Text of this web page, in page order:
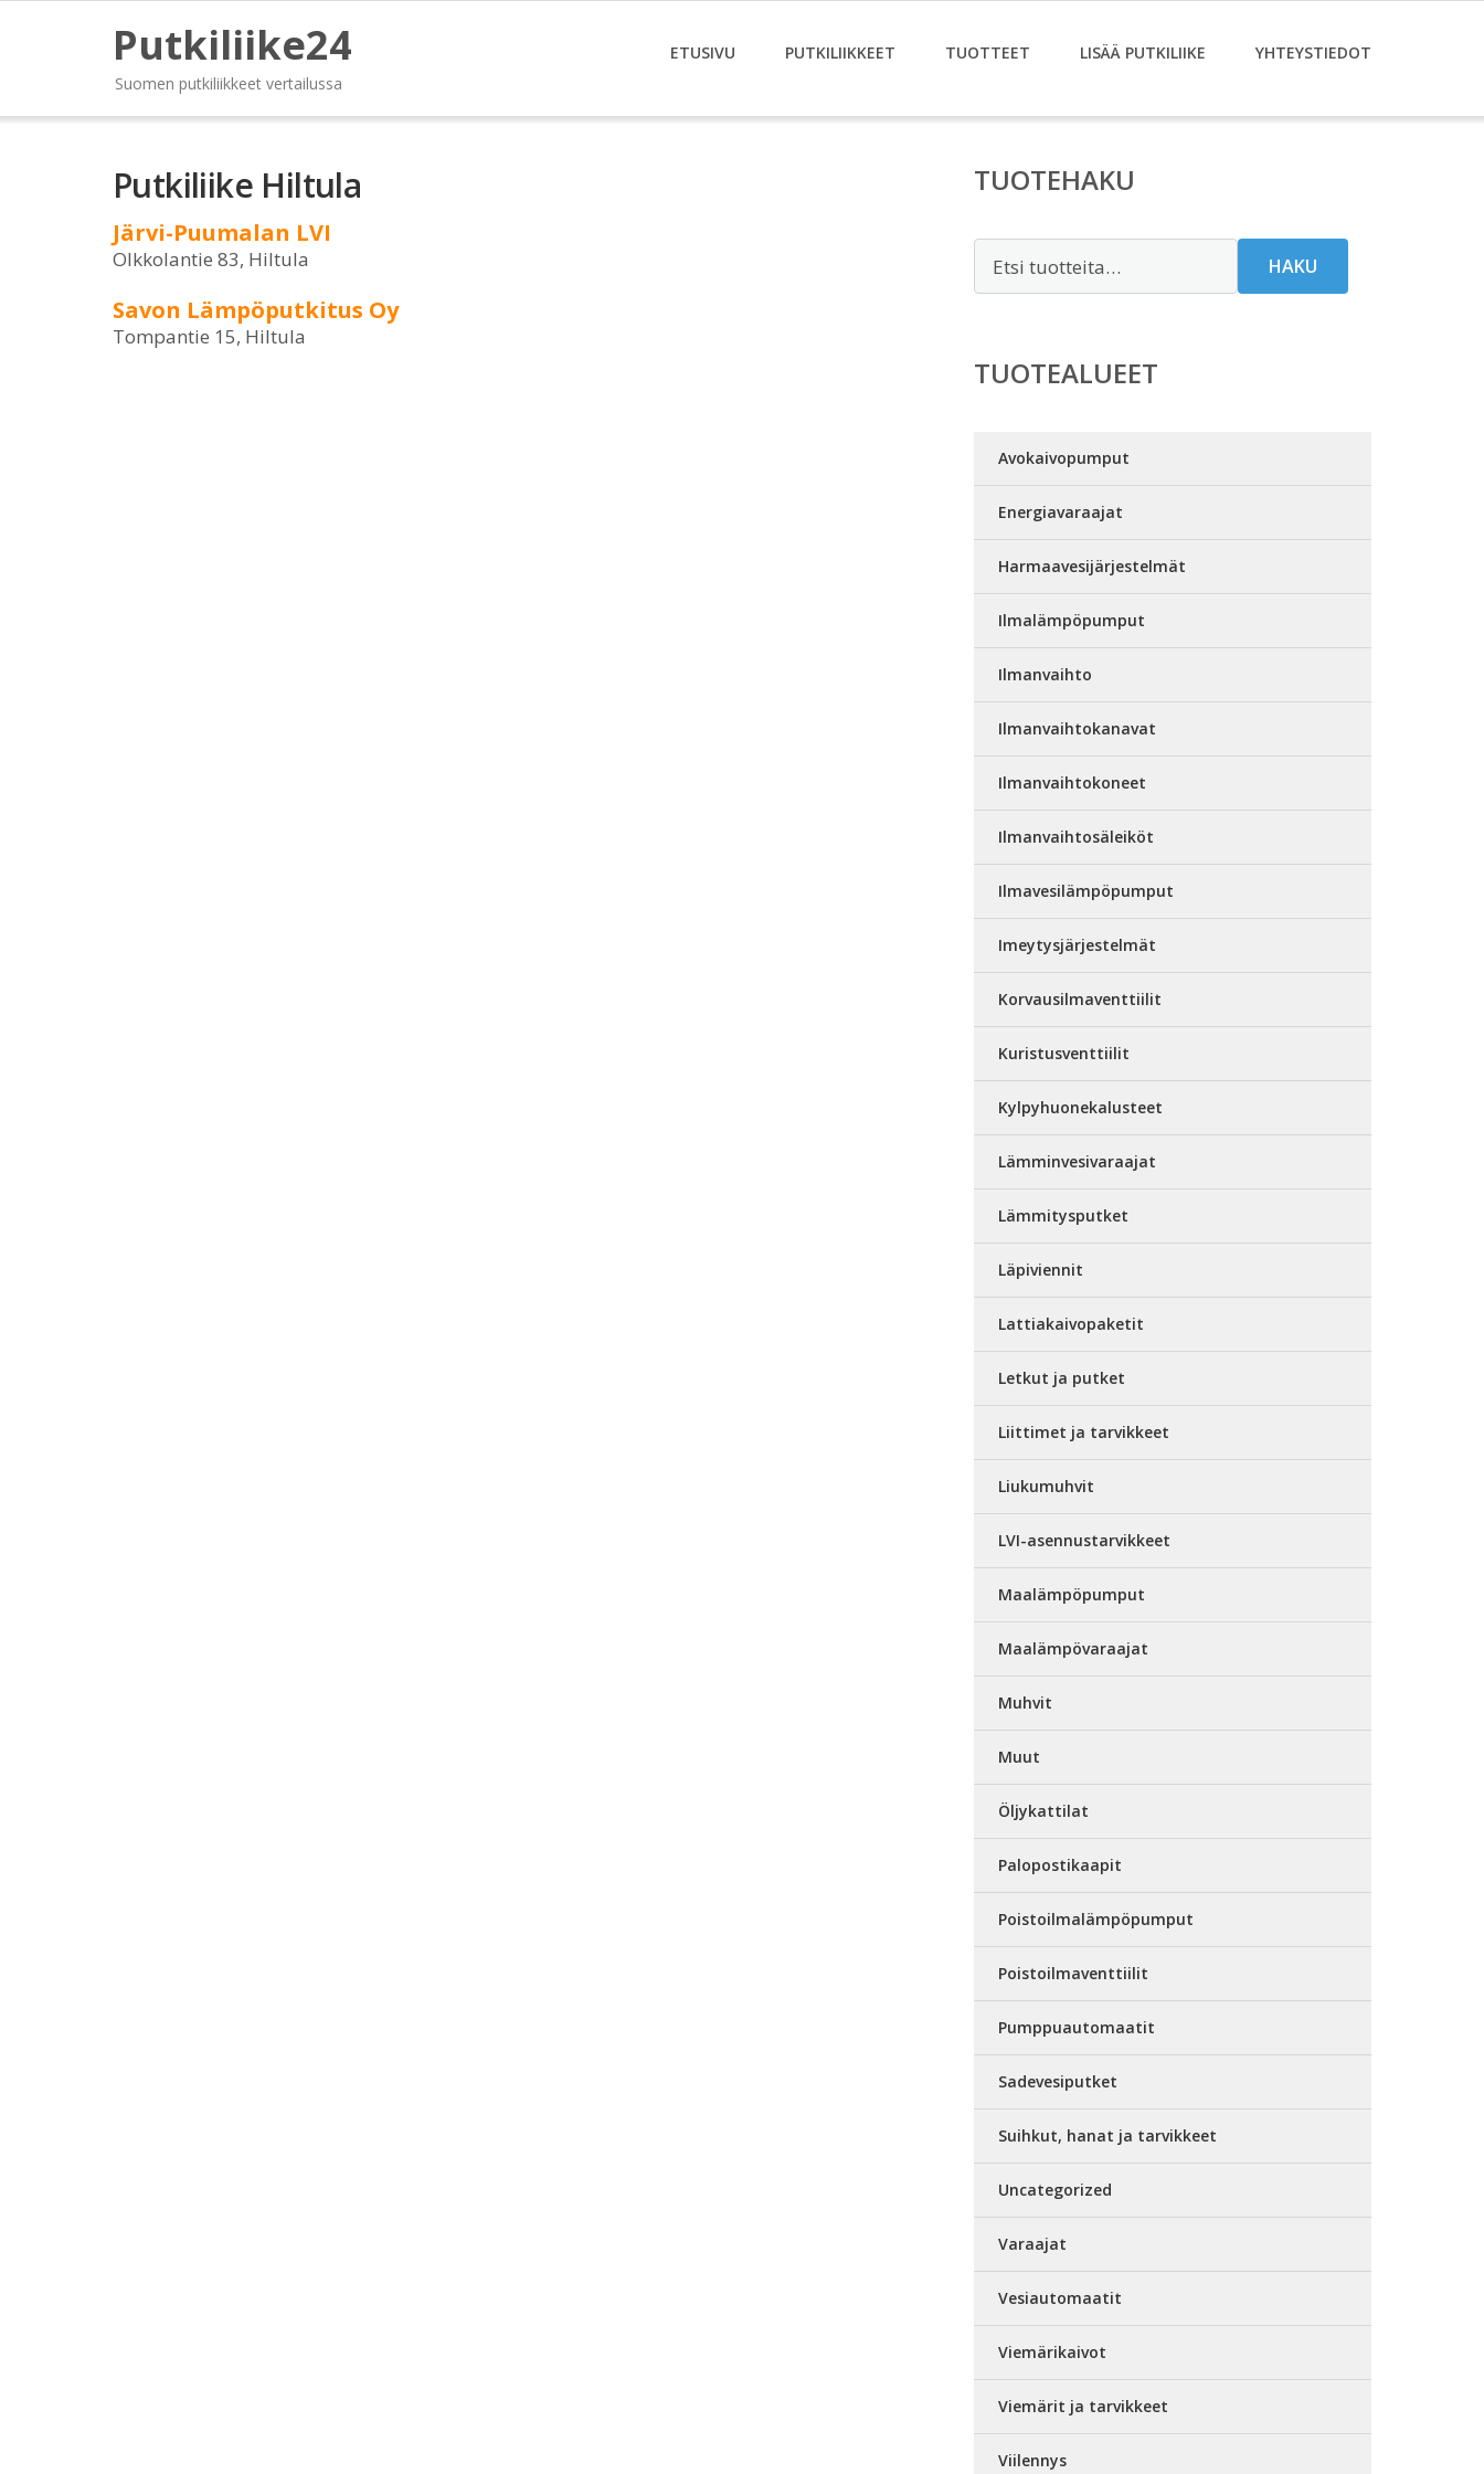
Putkiliike24
Suomen putkiliikkeet vertailussa
ETUSIVU PUTKILIIKKEET TUOTTEET LISÄÄ PUTKILIIKE YHTEYSTIEDOT
Putkiliike Hiltula
Järvi-Puumalan LVI
Olkkolantie 83, Hiltula
Savon Lämpöputkitus Oy
Tompantie 15, Hiltula
TUOTEHAKU
HAKU
TUOTEALUEET
Avokaivopumput
Energiavaraajat
Harmaavesijärjestelmät
Ilmalämpöpumput
Ilmanvaihto
Ilmanvaihtokanavat
Ilmanvaihtokoneet
Ilmanvaihtosäleiköt
Ilmavesilämpöpumput
Imeytysjärjestelmät
Korvausilmaventtiilit
Kuristusventtiilit
Kylpyhuonekalusteet
Lämminvesivaraajat
Lämmitysputket
Läpiviennit
Lattiakaivopaketit
Letkut ja putket
Liittimet ja tarvikkeet
Liukumuhvit
LVI-asennustarvikkeet
Maalämpöpumput
Maalämpövaraajat
Muhvit
Muut
Öljykattilat
Palopostikaapit
Poistoilmalämpöpumput
Poistoilmaventtiilit
Pumppuautomaatit
Sadevesiputket
Suihkut, hanat ja tarvikkeet
Uncategorized
Varaajat
Vesiautomaatit
Viemärikaivot
Viemärit ja tarvikkeet
Viilennys